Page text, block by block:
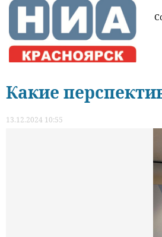
Какие
13.12.2024 10:55